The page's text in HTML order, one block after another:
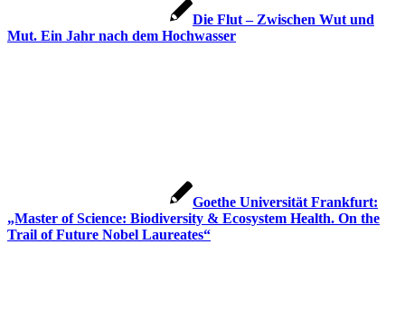
Die Flut – Zwischen Wut und
Mut. Ein Jahr nach dem Hochwasser
Goethe Universität Frankfurt:
„Master of Science: Biodiversity & Ecosystem Health. On the
Trail of Future Nobel Laureates“